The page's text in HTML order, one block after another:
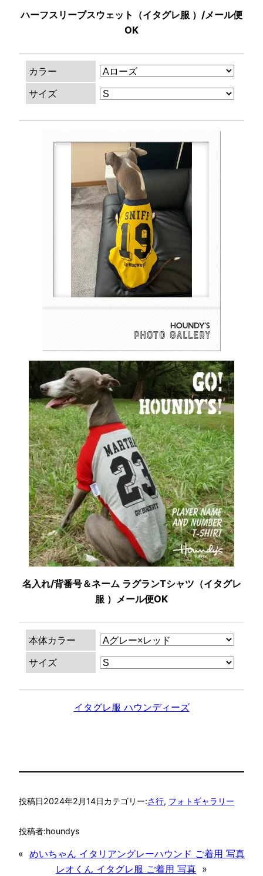
ハーフスリーブスウェット（イタグレ服 ）/メール便
OK
カラー
サイズ
名入れ/背番号＆ネーム ラグランTシャツ（イタグレ
服 ）メール便OK
本体カラー
サイズ
イタグレ服 ハウンディーズ
投稿日2024年2月14日カテゴリー:さ行, フォトギャラリー
投稿者:houndys
« めいちゃん イタリアングレーハウンド ご着用 写真
レオくん イタグレ服 ご着用 写真 »